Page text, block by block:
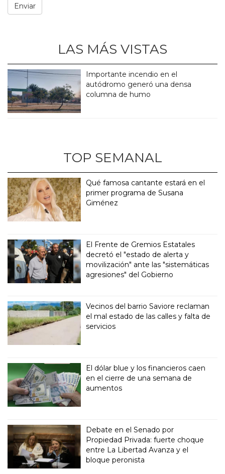
LAS MÁS VISTAS
Importante incendio en el
autódromo generó una densa
columna de humo
TOP SEMANAL
Qué famosa cantante estará en el
primer programa de Susana
Giménez
El Frente de Gremios Estatales
decretó el "estado de alerta y
movilización" ante las "sistemáticas
agresiones" del Gobierno
Vecinos del barrio Saviore reclaman
el mal estado de las calles y falta de
servicios
El dólar blue y los financieros caen
en el cierre de una semana de
aumentos
Debate en el Senado por
Propiedad Privada: fuerte choque
entre La Libertad Avanza y el
bloque peronista